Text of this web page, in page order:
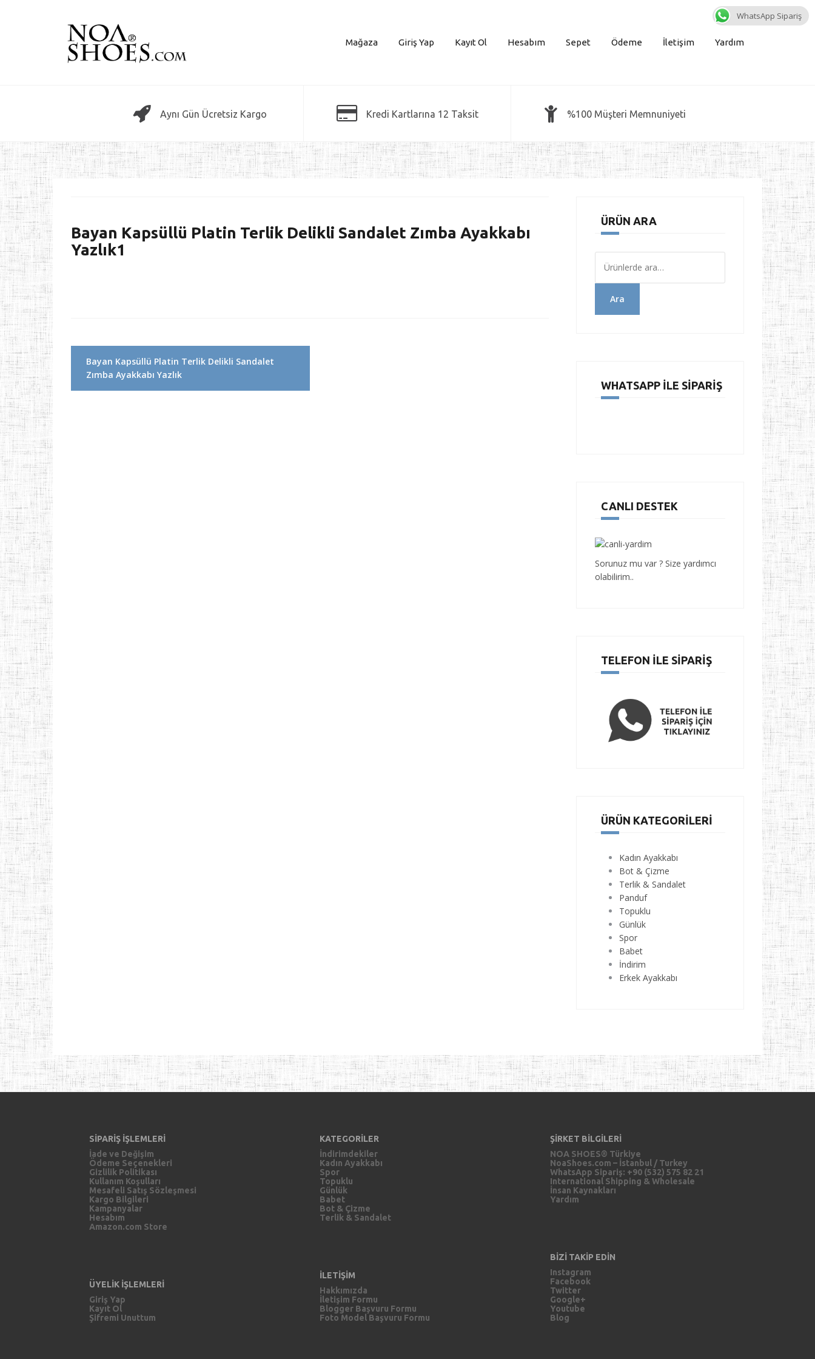
Mağaza Giriş Yap Kayıt Ol Hesabım Sepet Ödeme İletişim Yardım
Aynı Gün Ücretsiz Kargo Kredi Kartlarına 12 Taksit %100 Müşteri Memnuniyeti
Bayan Kapsüllü Platin Terlik Delikli Sandalet Zımba Ayakkabı
Yazlık1
Yazı
dolaşımı
Bayan Kapsüllü Platin Terlik Delikli Sandalet
Zımba Ayakkabı Yazlık
ÜRÜN ARA
Ara
WHATSAPP İLE SIPARIŞ
CANLI DESTEK
Sorunuz mu var ? Size yardımcı
olabilirim..
TELEFON İLE SIPARIŞ
ÜRÜN KATEGORILERI
Kadın Ayakkabı
Bot & Çizme
Terlik & Sandalet
Panduf
Topuklu
Günlük
Spor
Babet
İndirim
Erkek Ayakkabı
SİPARİŞ İŞLEMLERİ
İade ve Değişim
Ödeme Seçenekleri
Gizlilik Politikası
Kullanım Koşulları
Mesafeli Satış Sözleşmesi
Kargo Bilgileri
Kampanyalar
Hesabım
Amazon.com Store
ÜYELİK İŞLEMLERİ
Giriş Yap
Kayıt Ol
Şifremi Unuttum
KATEGORİLER
İndirimdekiler
Kadın Ayakkabı
Spor
Topuklu
Günlük
Babet
Bot & Çizme
Terlik & Sandalet
İLETİŞİM
Hakkımızda
İletişim Formu
Blogger Başvuru Formu
Foto Model Başvuru Formu
ŞİRKET BİLGİLERİ
NOA SHOES® Türkiye
NoaShoes.com – İstanbul / Turkey
WhatsApp Sipariş: +90 (532) 575 82 21
International Shipping & Wholesale
İnsan Kaynakları
Yardım
BİZİ TAKİP EDİN
Instagram
Facebook
Twitter
Google+
Youtube
Blog
WhatsApp Sipariş